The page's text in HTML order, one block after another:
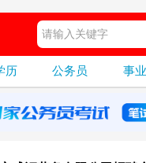
历 公务员 事